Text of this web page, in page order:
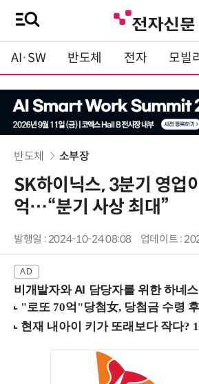
AI·SW 반도체 전자 모빌
반도체 소부장
SK하이닉스, 3분기 영업
억…“분기 사상 최대”
발행일 : 2024-10-24 08:08 업데이트 :
비개발자와 AI 담당자를 위한 하네스 엔지니어링 입문